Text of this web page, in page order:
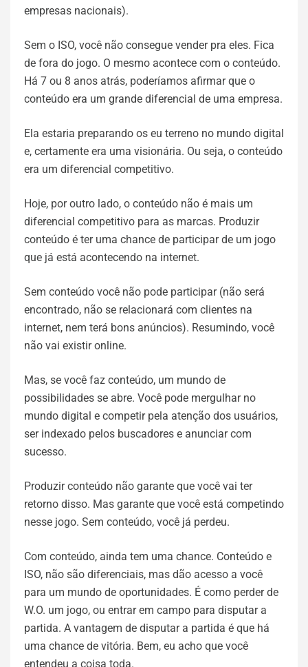
empresas nacionais).
Sem o ISO, você não consegue vender pra eles. Fica
de fora do jogo. O mesmo acontece com o conteúdo.
Há 7 ou 8 anos atrás, poderíamos afirmar que o
conteúdo era um grande diferencial de uma empresa.
Ela estaria preparando os eu terreno no mundo digital
e, certamente era uma visionária. Ou seja, o conteúdo
era um diferencial competitivo.
Hoje, por outro lado, o conteúdo não é mais um
diferencial competitivo para as marcas. Produzir
conteúdo é ter uma chance de participar de um jogo
que já está acontecendo na internet.
Sem conteúdo você não pode participar (não será
encontrado, não se relacionará com clientes na
internet, nem terá bons anúncios). Resumindo, você
não vai existir online.
Mas, se você faz conteúdo, um mundo de
possibilidades se abre. Você pode mergulhar no
mundo digital e competir pela atenção dos usuários,
ser indexado pelos buscadores e anunciar com
sucesso.
Produzir conteúdo não garante que você vai ter
retorno disso. Mas garante que você está competindo
nesse jogo. Sem conteúdo, você já perdeu.
Com conteúdo, ainda tem uma chance. Conteúdo e
ISO, não são diferenciais, mas dão acesso a você
para um mundo de oportunidades. É como perder de
W.O. um jogo, ou entrar em campo para disputar a
partida. A vantagem de disputar a partida é que há
uma chance de vitória. Bem, eu acho que você
entendeu a coisa toda.